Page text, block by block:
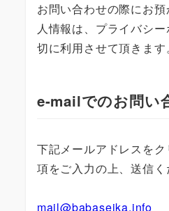
お問い合わせの際にお
人情報は、プライバシ
切に利用させて頂きます。
e-mailでのお問い
下記メールアドレスを
項をご入力の上、送信く
mail@babaseika.info